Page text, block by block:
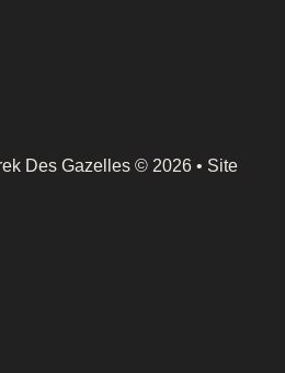
Des Gazelles © 2026 • Site